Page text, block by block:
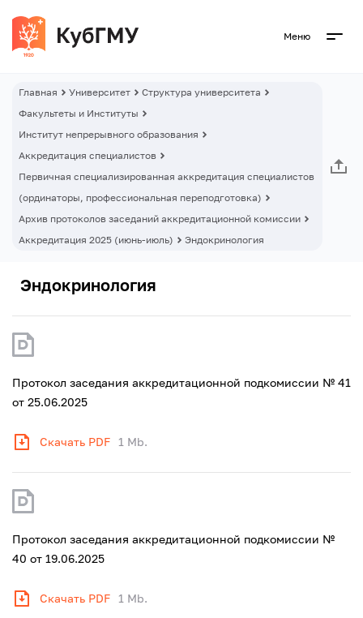
Меню
Главная Университет
Структура университета
Факультеты и Институты
Институт непрерывного образования
Аккредитация специалистов
Первичная специализированная аккредитация специалистов
(ординаторы, профессиональная переподготовка)
Архив протоколов заседаний аккредитационной комиссии
Аккредитация 2025 (июнь-июль)
Эндокринология
Эндокринология
Протокол заседания аккредитационной подкомиссии № 41
от 25.06.2025
Скачать PDF 1 Mb.
Протокол заседания аккредитационной подкомиссии №
40 от 19.06.2025
Скачать PDF 1 Mb.